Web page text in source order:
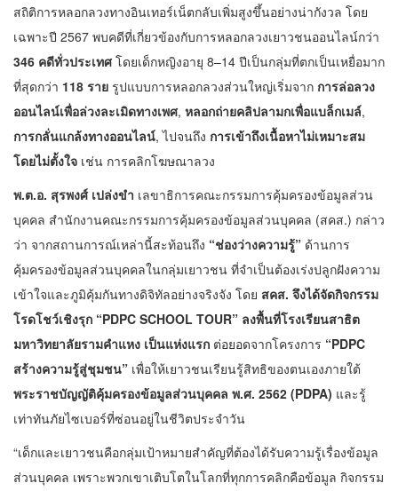
สถิติการหลอกลวงทางอินเทอร์เน็ตกลับเพิ่มสูงขึ้นอย่างน่ากังวล โดย
เฉพาะปี 2567 พบคดีที่เกี่ยวข้องกับการหลอกลวงเยาวชนออนไลน์กว่า
346 คดีทั่วประเทศโดยเด็กหญิงอายุ 8–14 ปีเป็นกลุ่มที่ตกเป็นเหยื่อมาก
ที่สุดกว่า 118 ราย รูปแบบการหลอกลวงส่วนใหญ่เริ่มจาก การล่อลวง
ออนไลน์เพื่อล่วงละเมิดทางเพศ, หลอกถ่ายคลิปลามกเพื่อแบล็กเมล์,
การกลั่นแกล้งทางออนไลน์, ไปจนถึง การเข้าถึงเนื้อหาไม่เหมาะสม
โดยไม่ตั้งใจ เช่น การคลิกโฆษณาลวง
พ.ต.อ. สุรพงศ์ เปล่งขำ เลขาธิการคณะกรรมการคุ้มครองข้อมูลส่วน
บุคคล สำนักงานคณะกรรมการคุ้มครองข้อมูลส่วนบุคคล (สคส.) กล่าว
ว่า จากสถานการณ์เหล่านี้สะท้อนถึง “ช่องว่างความรู้” ด้านการ
คุ้มครองข้อมูลส่วนบุคคลในกลุ่มเยาวชน ที่จำเป็นต้องเร่งปลูกฝังความ
เข้าใจและภูมิคุ้มกันทางดิจิทัลอย่างจริงจัง โดย สคส. จึงได้จัดกิจกรรม
โรดโชว์เชิงรุก “PDPC SCHOOL TOUR” ลงพื้นที่โรงเรียนสาธิต
มหาวิทยาลัยรามคำแหง เป็นแห่งแรก ต่อยอดจากโครงการ “PDPC
สร้างความรู้สู่ชุมชน” เพื่อให้เยาวชนเรียนรู้สิทธิของตนเองภายใต้
พระราชบัญญัติคุ้มครองข้อมูลส่วนบุคคล พ.ศ. 2562 (PDPA) และรู้
เท่าทันภัยไซเบอร์ที่ซ่อนอยู่ในชีวิตประจำวัน
“เด็กและเยาวชนคือกลุ่มเป้าหมายสำคัญที่ต้องได้รับความรู้เรื่องข้อมูล
ส่วนบุคคล เพราะพวกเขาเติบโตในโลกที่ทุกการคลิกคือข้อมูล กิจกรรม